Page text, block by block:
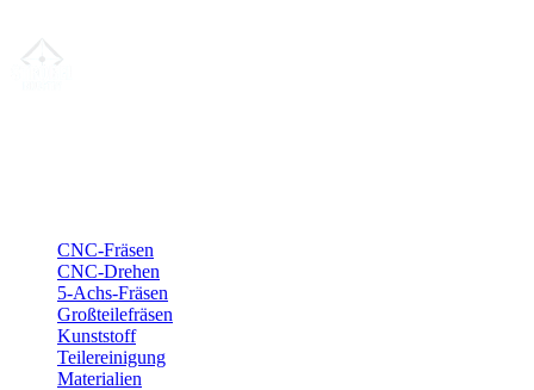
CNC-Fräsen
CNC-Drehen
5-Achs-Fräsen
Großteilefräsen
Kunststoff
Teilereinigung
Materialien